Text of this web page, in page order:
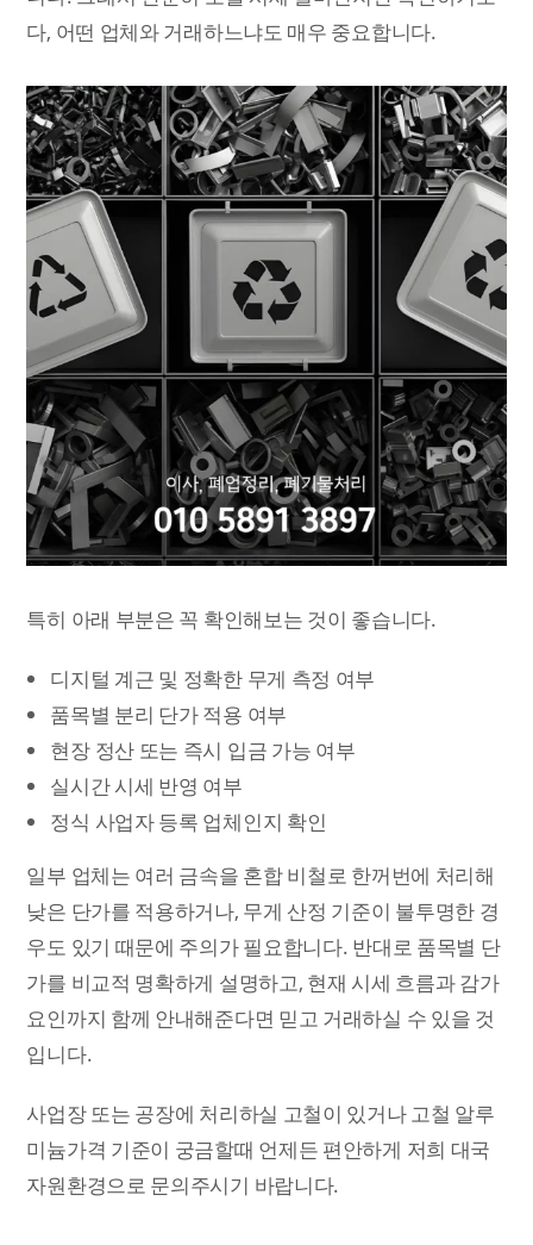
다, 어떤 업체와 거래하느냐도 매우 중요합니다.
특히 아래 부분은 꼭 확인해보는 것이 좋습니다.
디지털 계근 및 정확한 무게 측정 여부
품목별 분리 단가 적용 여부
현장 정산 또는 즉시 입금 가능 여부
실시간 시세 반영 여부
정식 사업자 등록 업체인지 확인
일부 업체는 여러 금속을 혼합 비철로 한꺼번에 처리해
낮은 단가를 적용하거나, 무게 산정 기준이 불투명한 경
우도 있기 때문에 주의가 필요합니다. 반대로 품목별 단
가를 비교적 명확하게 설명하고, 현재 시세 흐름과 감가
요인까지 함께 안내해준다면 믿고 거래하실 수 있을 것
입니다.
사업장 또는 공장에 처리하실 고철이 있거나 고철 알루
미늄가격 기준이 궁금할때 언제든 편안하게 저희 대국
자원환경으로 문의주시기 바랍니다.